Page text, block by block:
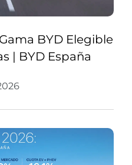
BYD Elegible
| BYD España